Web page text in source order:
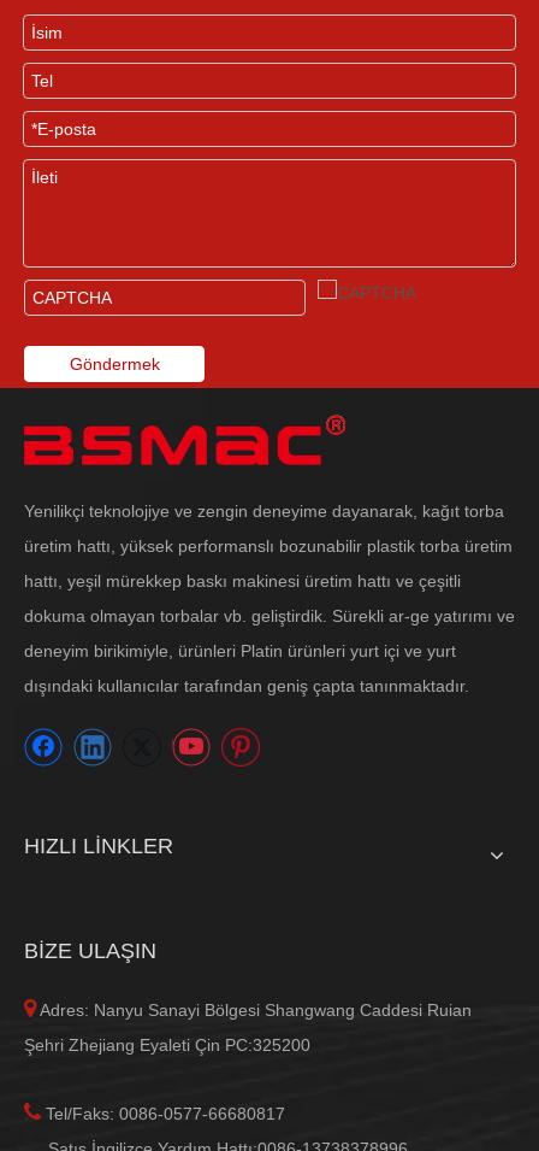
Göndermek
Yenilikçi teknolojiye ve zengin deneyime dayanarak, kağıt torba
üretim hattı, yüksek performanslı bozunabilir plastik torba üretim
hattı, yeşil mürekkep baskı makinesi üretim hattı ve çeşitli
dokuma olmayan torbalar vb. geliştirdik. Sürekli ar-ge yatırımı ve
deneyim birikimiyle, ürünleri Platin ürünleri yurt içi ve yurt
dışındaki kullanıcılar tarafından geniş çapta tanınmaktadır.
HIZLI LİNKLER
BİZE ULAŞIN
Adres: Nanyu Sanayi Bölgesi Shangwang Caddesi Ruian
Şehri Zhejiang Eyaleti Çin PC:325200
 Tel/Faks: 0086-0577-66680817